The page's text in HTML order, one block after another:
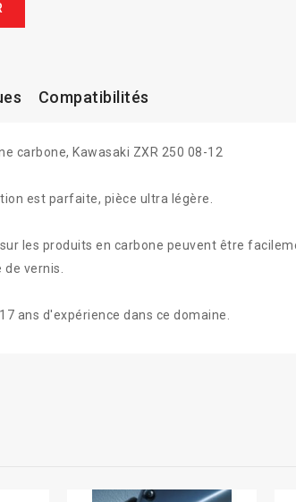
Compatibilités
carbone, Kawasaki ZXR 250 08-12
est parfaite, pièce ultra légère.
les produits en carbone peuvent être
vernis.
ans d'expérience dans ce domaine.